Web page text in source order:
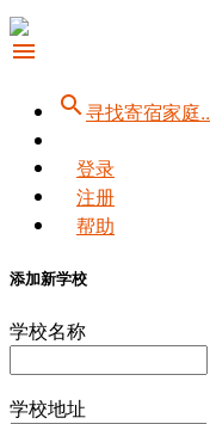
menu
search寻找寄宿家庭..
登录
注册
帮助
添加新学校
学校名称
学校地址